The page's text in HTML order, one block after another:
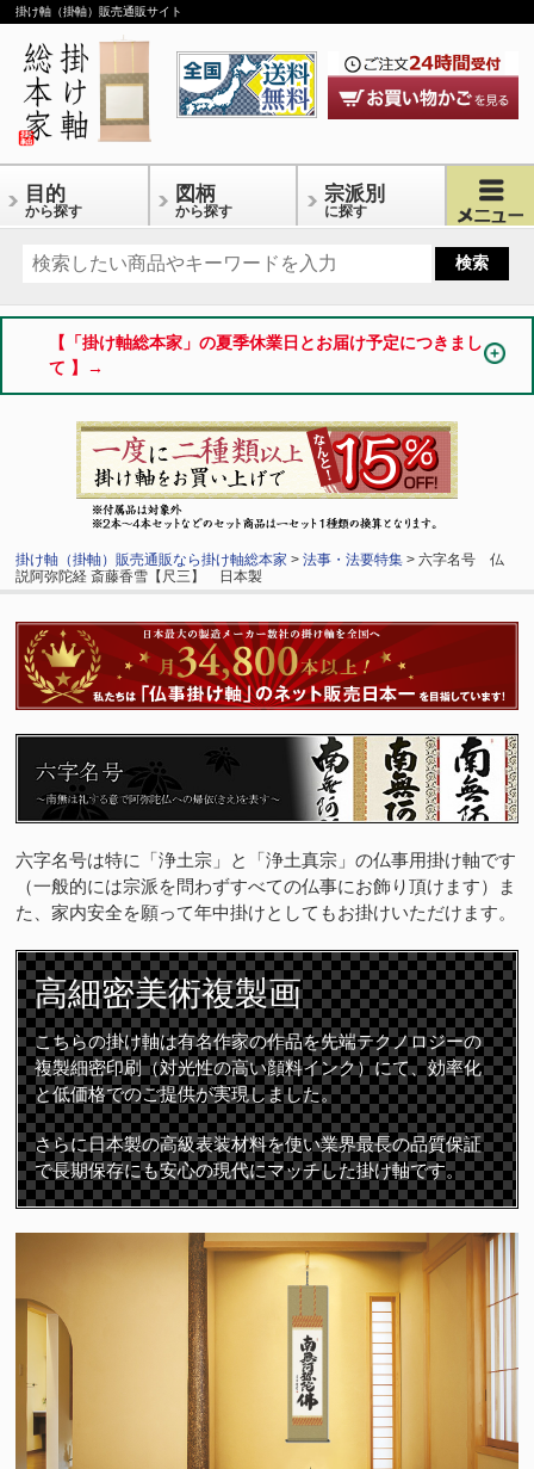
掛け軸（掛軸）販売通販サイト
目的
から探す
図柄
から探す
宗派別
に探す
【「掛け軸総本家」の夏季休業日とお届け予定につきまし
て 】→
掛け軸（掛軸）販売通販なら掛け軸総本家 >法事・法要特集 > 六字名号 仏
説阿弥陀経 斎藤香雪【尺三】 日本製
六字名号は特に「浄土宗」と「浄土真宗」の仏事用掛け軸です
（一般的には宗派を問わずすべての仏事にお飾り頂けます）ま
た、家内安全を願って年中掛けとしてもお掛けいただけます。
高細密美術複製画
こちらの掛け軸は有名作家の作品を先端テクノロジーの
複製細密印刷（対光性の高い顔料インク）にて、効率化
と低価格でのご提供が実現しました。
さらに日本製の高級表装材料を使い業界最長の品質保証
で長期保存にも安心の現代にマッチした掛け軸です。